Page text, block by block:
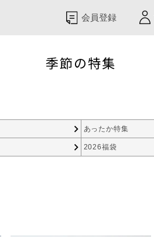
会員登録
季節の特集
あったか特集
2026福袋